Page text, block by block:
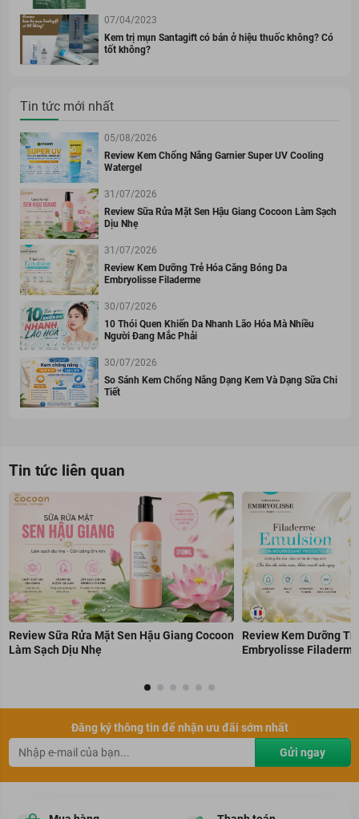
07/04/2023
Kem trị mụn Santagift có bán ở hiệu thuốc không? Có
tốt không?
Tin tức mới nhất
05/08/2026
Review Kem Chống Nắng Garnier Super UV Cooling
Watergel
31/07/2026
Review Sữa Rửa Mặt Sen Hậu Giang Cocoon Làm Sạch
Dịu Nhẹ
31/07/2026
Review Kem Dưỡng Trẻ Hóa Căng Bóng Da
Embryolisse Filaderme
30/07/2026
10 Thói Quen Khiến Da Nhanh Lão Hóa Mà Nhiều
Người Đang Mắc Phải
30/07/2026
So Sánh Kem Chống Nắng Dạng Kem Và Dạng Sữa Chi
Tiết
Tin tức liên quan
Review Sữa Rửa Mặt Sen Hậu Giang Cocoon
Làm Sạch Dịu Nhẹ
Review Kem Dưỡng
Embryolisse Filaderme
Đăng ký thông tin để nhận ưu đãi sớm nhất
Gửi ngay